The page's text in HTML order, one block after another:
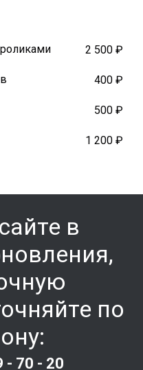
2 500 ₽
400 ₽
500 ₽
1 200 ₽
в
по
- 70 - 20